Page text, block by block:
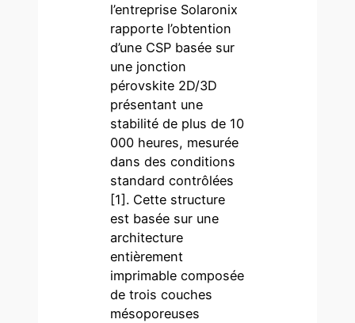
l’entreprise Solaronix
rapporte l’obtention
d’une CSP basée sur
une jonction
pérovskite 2D/3D
présentant une
stabilité de plus de 10
000 heures, mesurée
dans des conditions
standard contrôlées
[1]. Cette structure
est basée sur une
architecture
entièrement
imprimable composée
de trois couches
mésoporeuses